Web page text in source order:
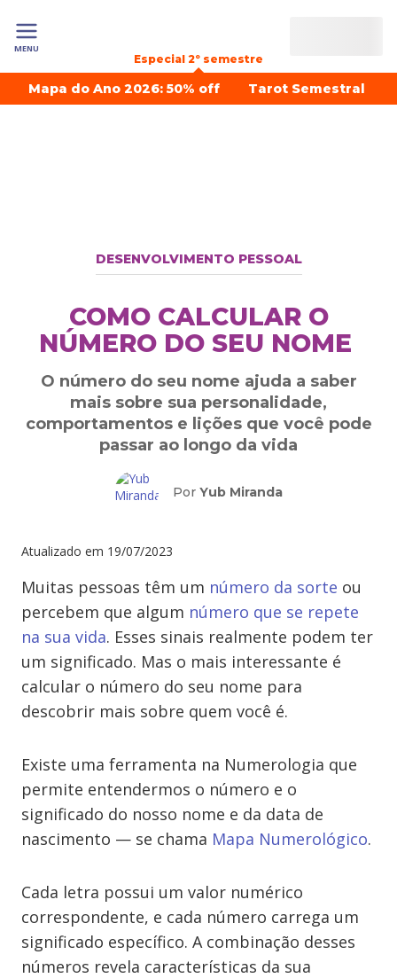
MENU
Especial 2º semestre
Mapa do Ano 2026: 50% off Tarot Semestral
DESENVOLVIMENTO PESSOAL
COMO CALCULAR O
NÚMERO DO SEU NOME
O número do seu nome ajuda a saber
mais sobre sua personalidade,
comportamentos e lições que você pode
passar ao longo da vida
Por Yub Miranda
Atualizado em 19/07/2023
Muitas pessoas têm um número da sorte ou
percebem que algum número que se repete
na sua vida. Esses sinais realmente podem ter
um significado. Mas o mais interessante é
calcular o número do seu nome para
descobrir mais sobre quem você é.
Existe uma ferramenta na Numerologia que
permite entendermos o número e o
significado do nosso nome e da data de
nascimento — se chama Mapa Numerológico.
Cada letra possui um valor numérico
correspondente, e cada número carrega um
significado específico. A combinação desses
números revela características da sua